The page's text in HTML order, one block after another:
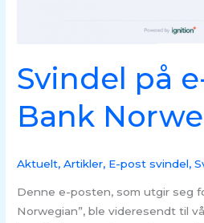
Svindel på
Bank
Aktuelt,Artikler, E-post svindel,
Denne e-posten, som utgir seg
Norwegian”, ble videresendt til